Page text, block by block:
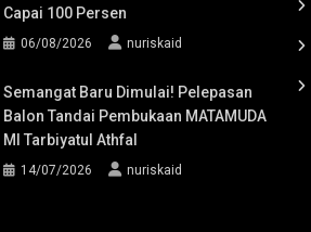
Capai 100 Persen
06/08/2026 nuriskaid
Semangat Baru Dimulai! Pelepasan
Balon Tandai Pembukaan MATAMUDA
MI Tarbiyatul Athfal
14/07/2026 nuriskaid